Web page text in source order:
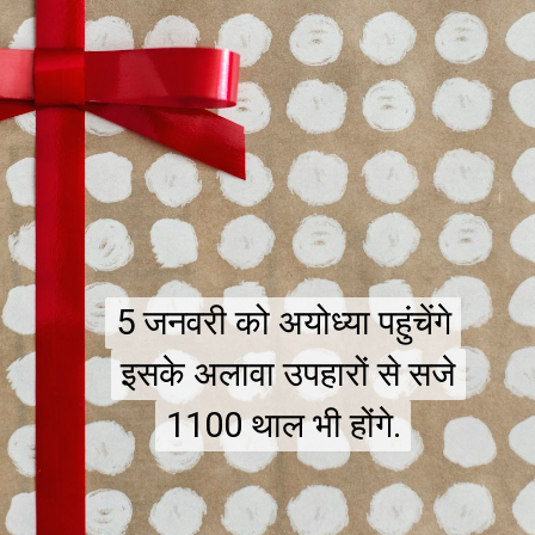
5 जनवरी को अयोध्या पहुंचेंगे
इसके अलावा उपहारों से सजे
1100 थाल भी होंगे.
5 जनवरी को अयोध्या पहुंचेंगे
इसके अलावा उपहारों से सजे
1100 थाल भी होंगे.